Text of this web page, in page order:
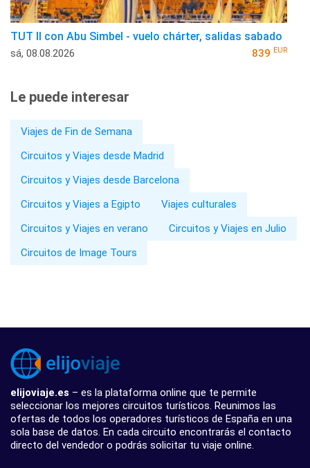
TUT II con Abu Simbel - vuelo chárter, salidas sabado
sá, 08.08.2026 839 EUR
Le puede interesar
Viajes de Fin de Semana
Circuitos y Viajes desde Madrid
Circuitos y Viajes desde Barcelona
Circuitos y Viajes a Egipto
Viajes culturales
Circuitos y Viajes en verano
Circuitos y Viajes en Julio
Circuitos de Image Tours
elijoviaje.es – es la plataforma online que te permite
seleccionar los mejores circuitos turísticos. Reunimos las
ofertas de todos los operadores turísticos de España en una
sola base de datos. En cada circuito encontrarás el contacto
directo del vendedor o podrás solicitar tu viaje online.